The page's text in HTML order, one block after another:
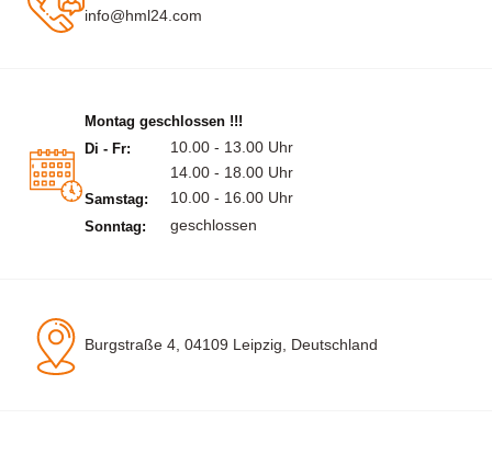
info@hml24.com
Montag geschlossen !!!
Di - Fr:
10.00 - 13.00 Uhr
14.00 - 18.00 Uhr
Samstag: 10.00 - 16.00 Uhr
Sonntag: geschlossen
Burgstraße 4, 04109 Leipzig, Deutschland